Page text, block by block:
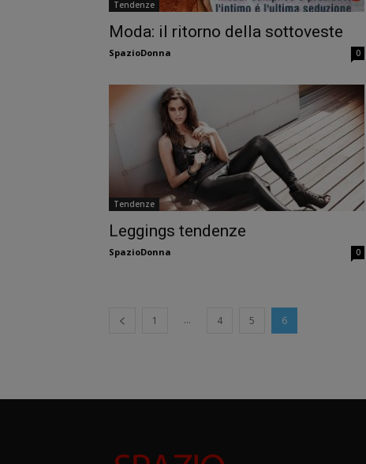
Tendenze
Moda: il ritorno della sottoveste
SpazioDonna 0
Tendenze
Leggings tendenze
SpazioDonna 0
1 ... 4 5 6